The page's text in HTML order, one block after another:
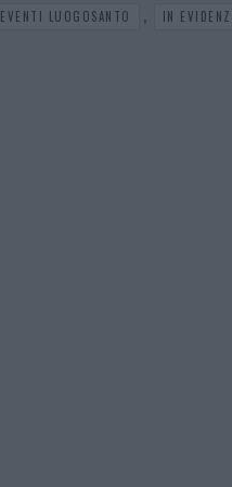
EVENTI LUOGOSANTO , IN